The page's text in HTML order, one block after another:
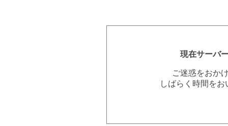
現在サーバ
ご迷惑をおか
しばらく時間を